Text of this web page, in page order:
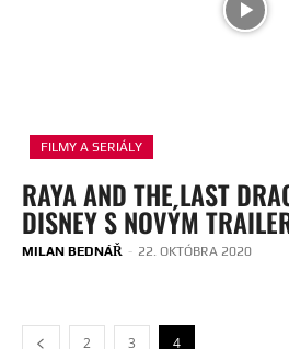
FILMY A SERIÁLY
RAYA AND THE LAST
DISNEY S NOVÝM
MILAN BEDNÁŘ - 22. OKTÓBRA 2020
2 3 4